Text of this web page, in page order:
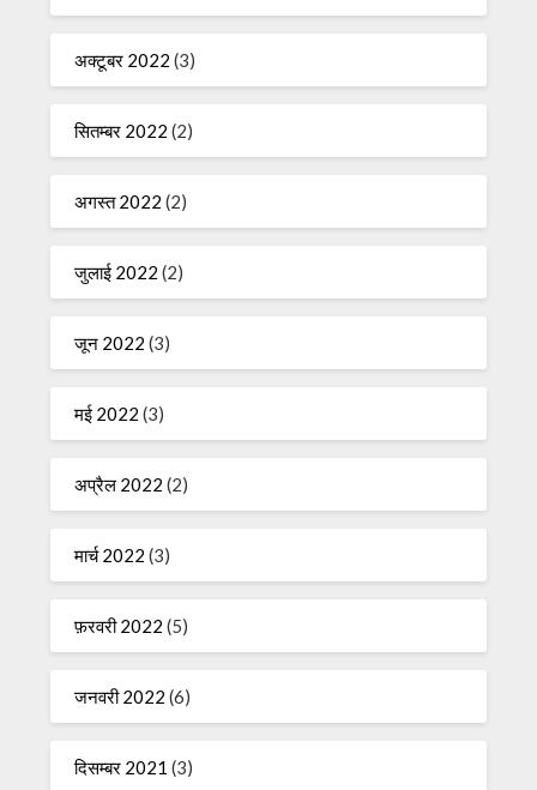
अक्टूबर 2022 (3)
सितम्बर 2022 (2)
अगस्त 2022 (2)
जुलाई 2022 (2)
जून 2022 (3)
मई 2022 (3)
अप्रैल 2022 (2)
मार्च 2022 (3)
फ़रवरी 2022 (5)
जनवरी 2022 (6)
दिसम्बर 2021 (3)